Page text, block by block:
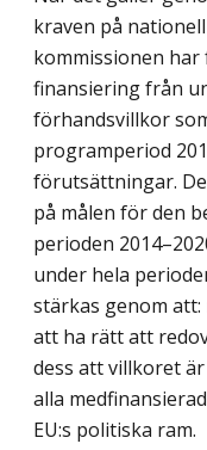
kraven på
kommissionen
finansiering från
förhandsvillkor
programperiod
förutsättningar.
på målen för den
perioden
under hela
stärkas genom
att ha rätt att
dess att villkoret
alla
EU:s politiska ram.